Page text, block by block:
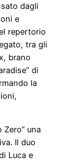
dagli
e
repertorio
tra gli
brano
di
la
Zero” una
Il duo
Luca e